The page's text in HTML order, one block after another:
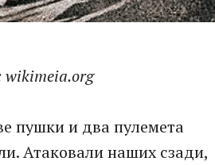
wikimeia.org
пушки и два пулемета
Атаковали наших сзади,